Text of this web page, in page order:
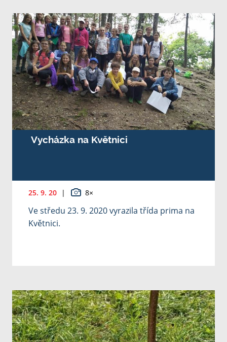
Vycházka na Květnici
25. 9. 20 | 8×
Ve středu 23. 9. 2020 vyrazila třída prima na
Květnici.